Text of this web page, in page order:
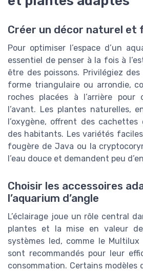
Créer un décor naturel et
Pour optimiser l’espace d’un
essentiel de penser à la fois à
être des poissons. Privilégiez
forme triangulaire ou arrondie,
roches placées à l’arrière
l’avant. Les plantes naturelles,
l’oxygène, offrent des
des habitants. Les variétés faciles
fougère de Java ou la
l’eau douce et demandent peu
Choisir les accessoires
l’aquarium d’angle
L’éclairage joue un rôle central
plantes et la mise en valeur
systèmes led, comme le
sont recommandés pour leur
consommation. Certains modèles